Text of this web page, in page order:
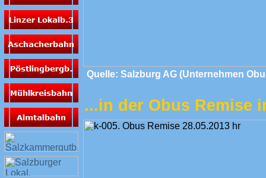
Quelle: Salzburg AG (Unternehmen
...in der Obus Remise